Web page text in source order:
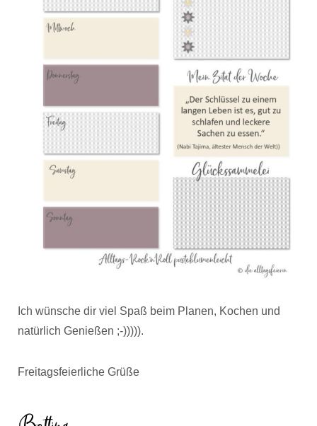
Ich wünsche dir viel Spaß beim Planen, Kochen und
natürlich Genießen ;-))))).
Freitagsfeierliche Grüße